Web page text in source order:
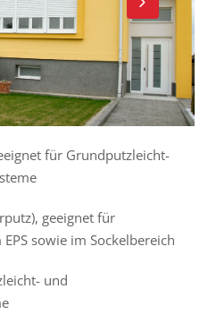
für Grundputzleicht-
geeignet für
sowie im Sockelbereich
und